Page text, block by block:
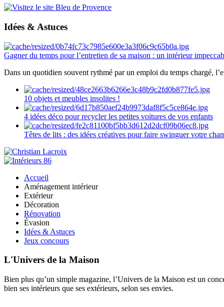
Idées & Astuces
Gagner du temps pour l’entretien de sa maison : un intérieur
Dans un quotidien souvent rythmé par un emploi du temps chargé,
10 objets et meubles insolites !
4 idées déco pour recycler les petites voitures de vos enfants
Têtes de lits : des idées créatives pour faire swinguer votre
Accueil
Aménagement intérieur
Extérieur
Décoration
Rénovation
Évasion
Idées & Astuces
Jeux concours
L'Univers de la Maison
Bien plus qu’un simple magazine, l’Univers de la Maison est un
bien ses intérieurs que ses extérieurs, selon ses envies.